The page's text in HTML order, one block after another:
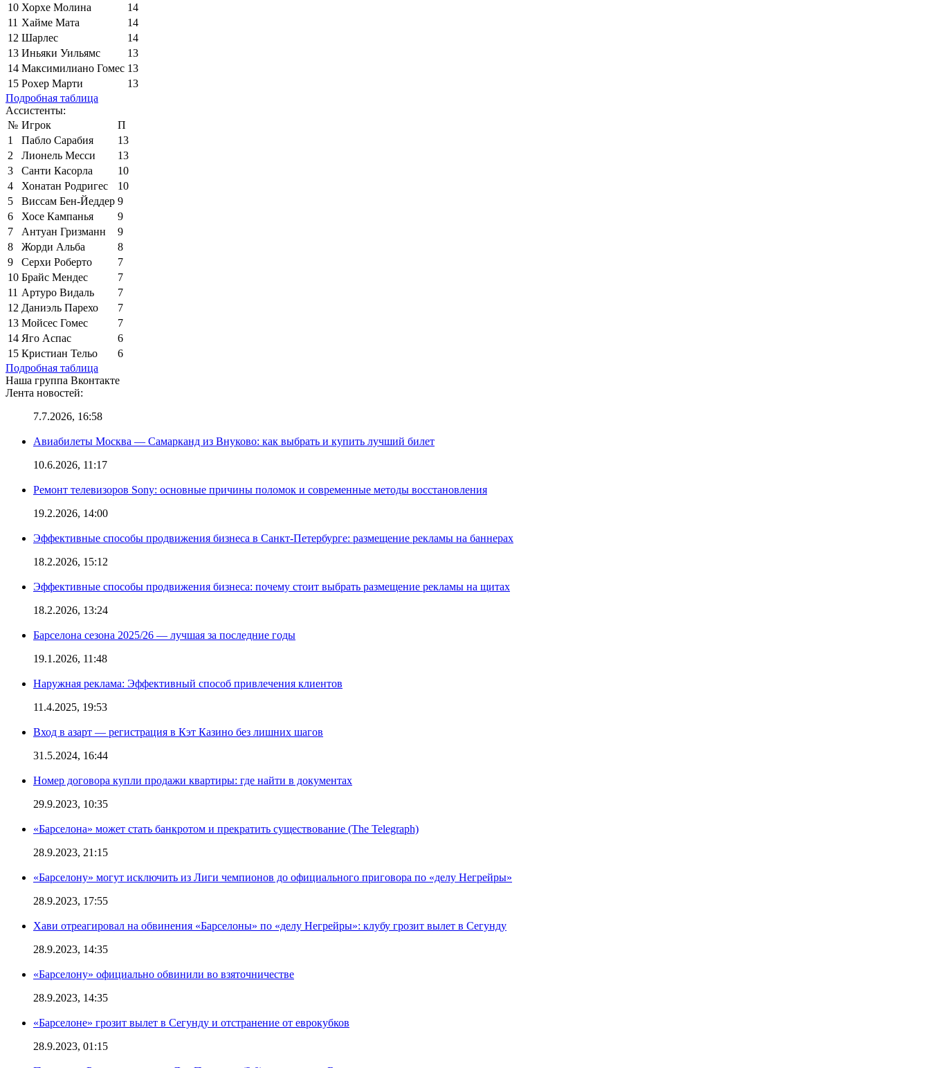
10 Хорхе Молина
14
11 Хайме Мата
14
12 Шарлес
14
13 Иньяки Уильямс
13
14 Максимилиано Гомес 13
15 Рохер Марти
13
Подробная таблица
Ассистенты:
№ Игрок
П
1
Пабло Сарабия
13
2
Лионель Месси
13
3
Санти Касорла
10
4
Хонатан Родригес
10
5
Виссам Бен-Йеддер 9
6
Хосе Кампанья
9
7
Антуан Гризманн
9
8
Жорди Альба
8
9
Серхи Роберто
7
10 Брайс Мендес
7
11 Артуро Видаль
7
12 Даниэль Парехо
7
13 Мойсес Гомес
7
14 Яго Аспас
6
15 Кристиан Тельо
6
Подробная таблица
Наша группа Вконтакте
Лента новостей:
7.7.2026, 16:58
Авиабилеты Москва — Самарканд из Внуково: как выбрать и купить лучший билет
10.6.2026, 11:17
Ремонт телевизоров Sony: основные причины поломок и современные методы восстановления
19.2.2026, 14:00
Эффективные способы продвижения бизнеса в Санкт-Петербурге: размещение рекламы на баннерах
18.2.2026, 15:12
Эффективные способы продвижения бизнеса: почему стоит выбрать размещение рекламы на щитах
18.2.2026, 13:24
Барселона сезона 2025/26 — лучшая за последние годы
19.1.2026, 11:48
Наружная реклама: Эффективный способ привлечения клиентов
11.4.2025, 19:53
Вход в азарт — регистрация в Кэт Казино без лишних шагов
31.5.2024, 16:44
Номер договора купли продажи квартиры: где найти в документах
29.9.2023, 10:35
«Барселона» может стать банкротом и прекратить существование (The Telegraph)
28.9.2023, 21:15
«Барселону» могут исключить из Лиги чемпионов до официального приговора по «делу Негрейры»
28.9.2023, 17:55
Хави отреагировал на обвинения «Барселоны» по «делу Негрейры»: клубу грозит вылет в Сегунду
28.9.2023, 14:35
«Барселону» официально обвинили во взяточничестве
28.9.2023, 14:35
«Барселоне» грозит вылет в Сегунду и отстранение от еврокубков
28.9.2023, 01:15